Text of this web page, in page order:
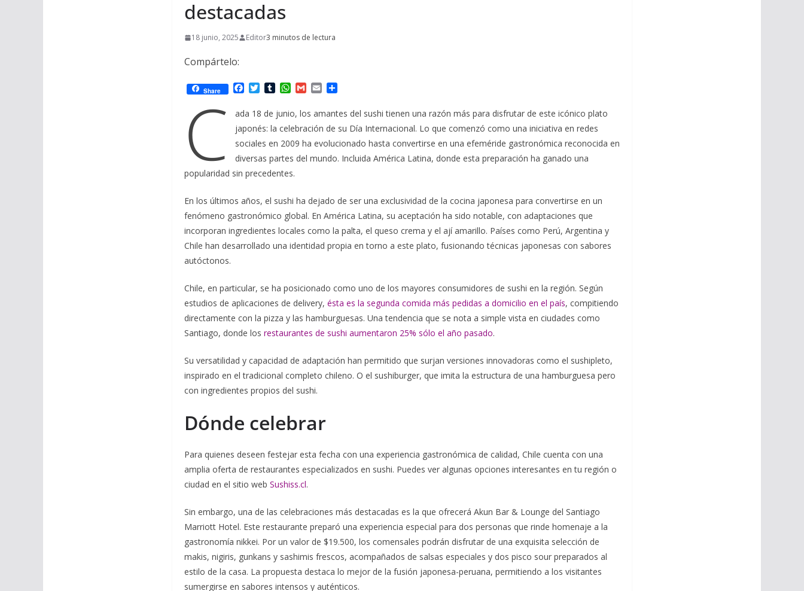
destacadas
18 junio, 2025 Editor3 minutos de lectura
Compártelo:
Share
c
e
b
o
k
T
i
t
t
e
T
m
b
l
r
W
a
t
s
A
p
G
a
i
l
E
a
i
l
m
p
a
r
i
C
ada 18 de junio, los amantes del sushi tienen una razón más para disfrutar de este icónico plato
japonés: la celebración de su Día Internacional. Lo que comenzó como una iniciativa en redes
sociales en 2009 ha evolucionado hasta convertirse en una efeméride gastronómica reconocida en
diversas partes del mundo. Incluida América Latina, donde esta preparación ha ganado una
popularidad sin precedentes.
En los últimos años, el sushi ha dejado de ser una exclusividad de la cocina japonesa para convertirse en un
fenómeno gastronómico global. En América Latina, su aceptación ha sido notable, con adaptaciones que
incorporan ingredientes locales como la palta, el queso crema y el ají amarillo. Países como Perú, Argentina y
Chile han desarrollado una identidad propia en torno a este plato, fusionando técnicas japonesas con sabores
autóctonos.
Chile, en particular, se ha posicionado como uno de los mayores consumidores de sushi en la región. Según
estudios de aplicaciones de delivery, ésta es la segunda comida más pedidas a domicilio en el país, compitiendo
directamente con la pizza y las hamburguesas. Una tendencia que se nota a simple vista en ciudades como
Santiago, donde los restaurantes de sushi aumentaron 25% sólo el año pasado.
Su versatilidad y capacidad de adaptación han permitido que surjan versiones innovadoras como el sushipleto,
inspirado en el tradicional completo chileno. O el sushiburger, que imita la estructura de una hamburguesa pero
con ingredientes propios del sushi.
Dónde celebrar
Para quienes deseen festejar esta fecha con una experiencia gastronómica de calidad, Chile cuenta con una
amplia oferta de restaurantes especializados en sushi. Puedes ver algunas opciones interesantes en tu región o
ciudad en el sitio web Sushiss.cl.
Sin embargo, una de las celebraciones más destacadas es la que ofrecerá Akun Bar & Lounge del Santiago
Marriott Hotel. Este restaurante preparó una experiencia especial para dos personas que rinde homenaje a la
gastronomía nikkei. Por un valor de $19.500, los comensales podrán disfrutar de una exquisita selección de
makis, nigiris, gunkans y sashimis frescos, acompañados de salsas especiales y dos pisco sour preparados al
estilo de la casa. La propuesta destaca lo mejor de la fusión japonesa-peruana, permitiendo a los visitantes
sumergirse en sabores intensos y auténticos.